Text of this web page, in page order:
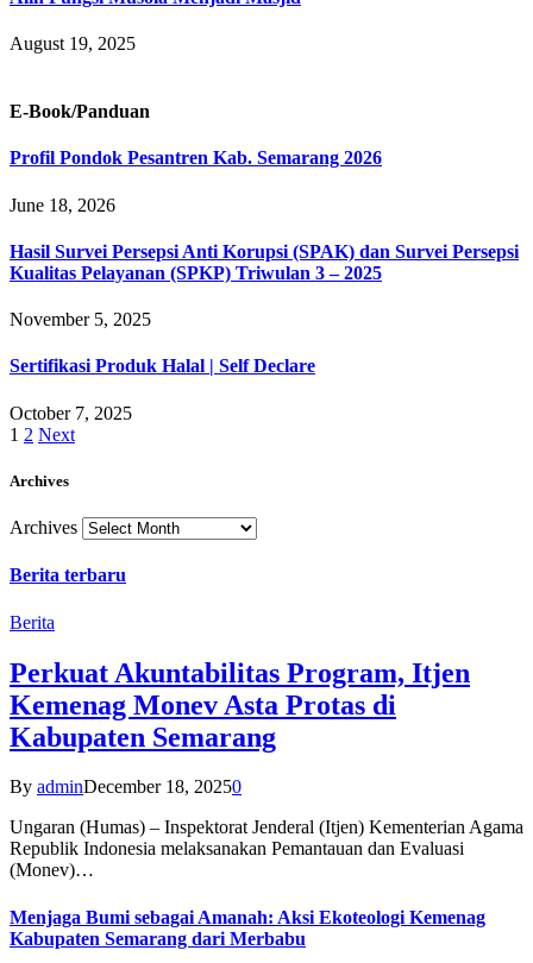
August 19, 2025
E-Book/Panduan
Profil Pondok Pesantren Kab. Semarang 2026
June 18, 2026
Hasil Survei Persepsi Anti Korupsi (SPAK) dan Survei Persepsi
Kualitas Pelayanan (SPKP) Triwulan 3 – 2025
November 5, 2025
Sertifikasi Produk Halal | Self Declare
October 7, 2025
1 2 Next
Archives
Archives
Berita terbaru
Berita
Perkuat Akuntabilitas Program, Itjen
Kemenag Monev Asta Protas di
Kabupaten Semarang
By adminDecember 18, 20250
Ungaran (Humas) – Inspektorat Jenderal (Itjen) Kementerian Agama
Republik Indonesia melaksanakan Pemantauan dan Evaluasi
(Monev)…
Menjaga Bumi sebagai Amanah: Aksi Ekoteologi Kemenag
Kabupaten Semarang dari Merbabu